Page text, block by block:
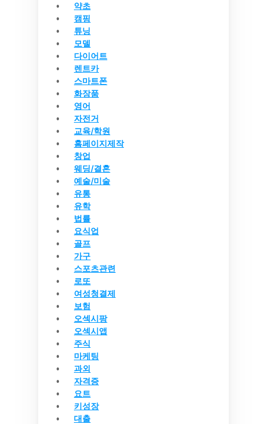
약초
캠핑
튜닝
모델
다이어트
렌트카
스마트폰
화장품
영어
자전거
교육/학원
홈페이지제작
창업
웨딩/결혼
예술/미술
유통
유학
법률
요식업
골프
가구
스포츠관련
로또
여성청결제
보험
오섹시팡
오섹시앱
주식
마케팅
과외
자격증
요트
키성장
대출